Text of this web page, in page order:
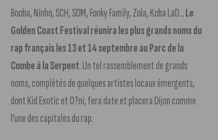
Booba, Ninho, SCH, SDM, Fonky Family, Zola, Koba LaD…Le
Golden Coast Festival réunira les plus grands noms du
rap français les 13 et 14 septembre au Parc de la
Combe à la Serpent. Un tel rassemblement de grands
noms, complétés de quelques artistes locaux émergents,
dont Kid Exotic et O?ni, fera date et placera Dijon comme
l’une des capitales du rap.